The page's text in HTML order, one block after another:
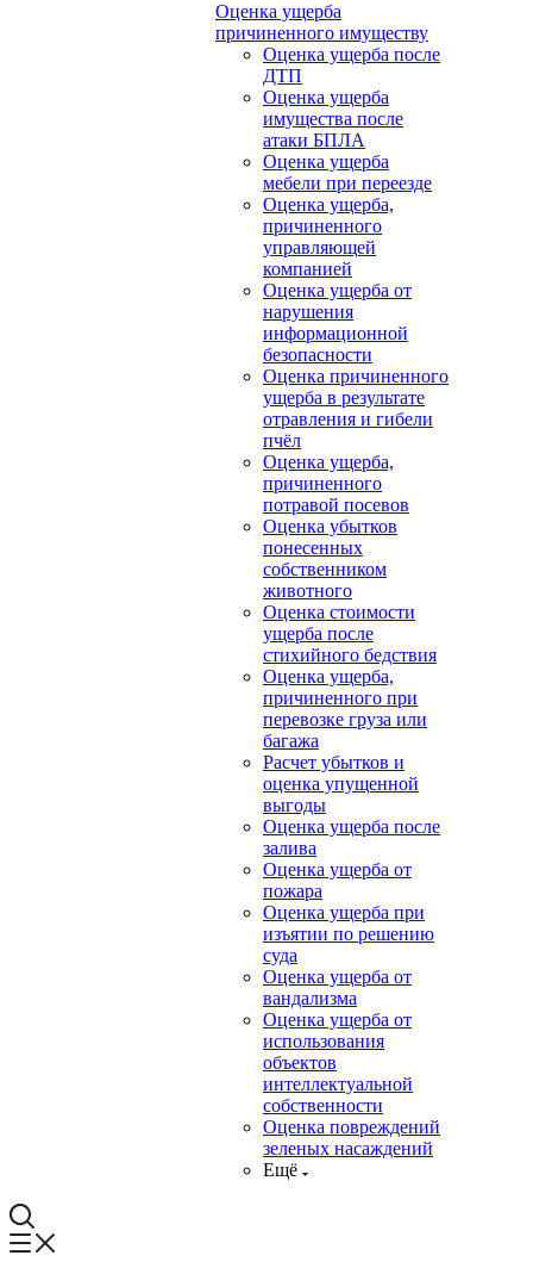
Оценка ущерба
причиненного имуществу
Оценка ущерба после
ДТП
Оценка ущерба
имущества после
атаки БПЛА
Оценка ущерба
мебели при переезде
Оценка ущерба,
причиненного
управляющей
компанией
Оценка ущерба от
нарушения
информационной
безопасности
Оценка причиненного
ущерба в результате
отравления и гибели
пчёл
Оценка ущерба,
причиненного
потравой посевов
Оценка убытков
понесенных
собственником
животного
Оценка стоимости
ущерба после
стихийного бедствия
Оценка ущерба,
причиненного при
перевозке груза или
багажа
Расчет убытков и
оценка упущенной
выгоды
Оценка ущерба после
залива
Оценка ущерба от
пожара
Оценка ущерба при
изъятии по решению
суда
Оценка ущерба от
вандализма
Оценка ущерба от
использования
объектов
интеллектуальной
собственности
Оценка повреждений
зеленых насаждений
Ещё